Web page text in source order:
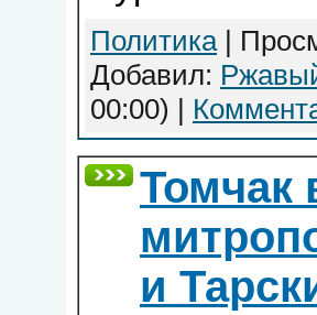
Политика|
Добавил:
00:00) |
Томчак
и